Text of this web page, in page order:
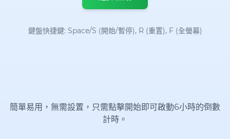
鍵盤快捷鍵: Space/S (開始/暫停), R (重置), F (全螢幕)
簡單易用，無需設置，只需點擊開始即可啟動6小時的倒數
計時。